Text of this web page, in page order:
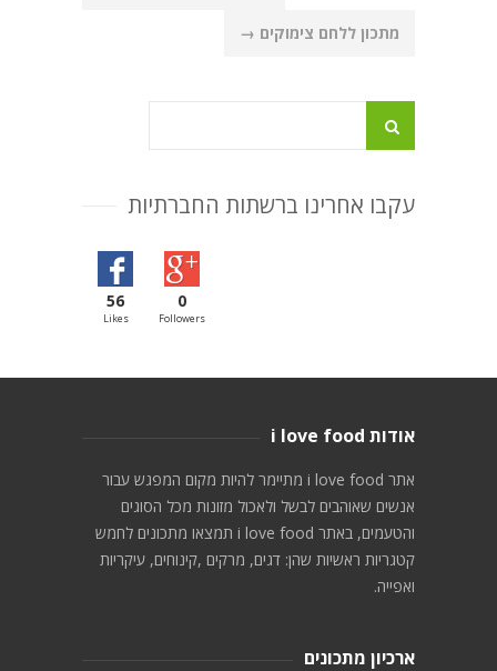
navigation
מתכון ללחם צימוקים →
עקבו אחרינו ברשתות החברתיות
56
Likes
0
Followers
אודות i love food
אתר i love food מתיימר להיות מקום המפגש עבור
אנשים שאוהבים לבשל ולאכול מזונות מכל הסוגים
והטעמים, באתר i love food תמצאו מתכונים לחמש
קטגריות ראשיות שהן: דגים, מרקים ,קינוחים, עיקריות
ואפייה.
ארכיון מתכונים